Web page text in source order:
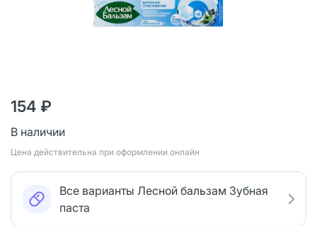
154 ₽
В наличии
Цена действительна при оформлении онлайн
Все варианты Лесной бальзам Зубная
паста